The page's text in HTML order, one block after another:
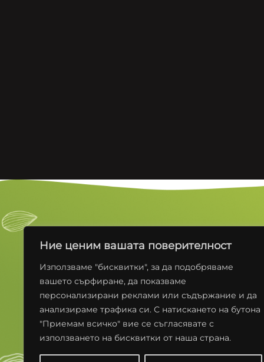
Ние ценим вашата поверителност
Използваме "бисквитки", за да подобряваме
вашето сърфиране, да показваме
персонализирани реклами или съдържание и да
анализираме трафика си. С натискането на бутона
"Приемам всичко" вие се съгласявате с
използването на бисквитки от наша страна.
ЕЛИТ
ELiT NUT BAR
МИЛКИС
ИДЕАЛ
МАРКИЗИТЕ
КРУДЕЛИ
ЯДКИ
СЛАДКИ
СНАКС